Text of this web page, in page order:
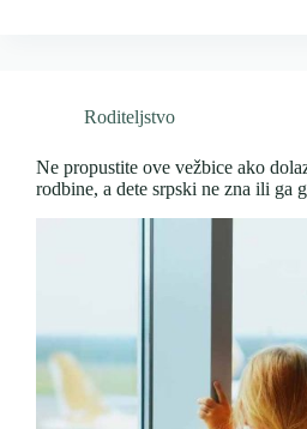
Roditeljstvo
Ne propustite ove vežbice ako
rodbine, a dete srpski ne zna ili ga